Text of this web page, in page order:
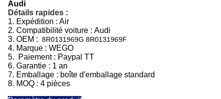
Audi
Détails rapides :
1. Expédition : Air
2. Compatibilité voiture : Audi
3. OEM : 8R0131969G 8R0131969F
4. Marque : WEGO
5. Paiement : Paypal TT
6. Garantie : 1 an
7. Emballage : boîte d'emballage standard
8. MOQ : 4 pièces